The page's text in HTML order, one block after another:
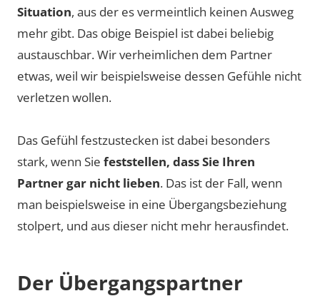
Situation, aus der es vermeintlich keinen Ausweg
mehr gibt. Das obige Beispiel ist dabei beliebig
austauschbar. Wir verheimlichen dem Partner
etwas, weil wir beispielsweise dessen Gefühle nicht
verletzen wollen.
Das Gefühl festzustecken ist dabei besonders
stark, wenn Sie feststellen, dass Sie Ihren
Partner gar nicht lieben. Das ist der Fall, wenn
man beispielsweise in eine Übergangsbeziehung
stolpert, und aus dieser nicht mehr herausfindet.
Der Übergangspartner